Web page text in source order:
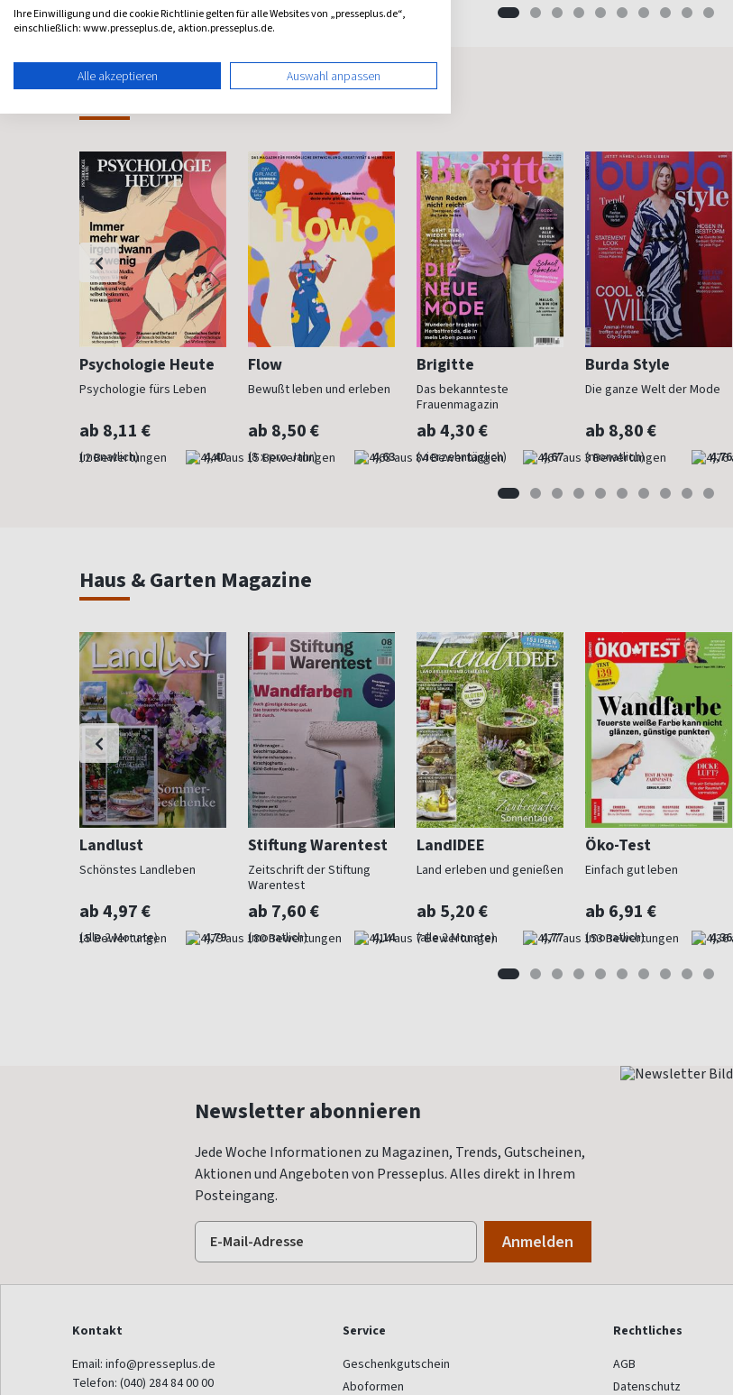
Frauenzeitschriften
Psychologie Heute
Psychologie fürs Leben
ab 8,11 €
(monatlich) 4,40
Flow
Bewußt leben und erleben
ab 8,50 €
(8 x pro Jahr) 4,63
Brigitte
Das bekannteste
Frauenmagazin
ab 4,30 €
(vierzehntäglich) 4,67
Burda Style
Die ganze Welt der Mode
ab 8,80 €
(monatlich) 4,76
Haus & Garten Magazine
Landlust
Schönstes Landleben
ab 4,97 €
(alle 2 Monate) 4,79
Stiftung Warentest
Zeitschrift der Stiftung
Warentest
ab 7,60 €
(monatlich) 4,14
LandIDEE
Land erleben und genießen
ab 5,20 €
(alle 2 Monate) 4,77
Öko-Test
Einfach gut leben
ab 6,91 €
(monatlich) 4,36
Newsletter abonnieren
Jede Woche Informationen zu Magazinen, Trends, Gutscheinen,
Aktionen und Angeboten von Presseplus. Alles direkt in Ihrem
Posteingang.
Kontakt
Email: info@presseplus.de
Telefon: (040) 284 84 00 00
Service
Geschenkgutschein
Aboformen
Rechtliches
AGB
Datenschutz
Ihre Einwilligung und die cookie Richtlinie gelten für alle Websites von „presseplus.de“,
einschließlich: www.presseplus.de, aktion.presseplus.de.
Alle akzeptieren Auswahl anpassen